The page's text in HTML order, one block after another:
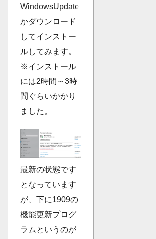
WindowsUpdate
かダウンロード
してインストー
ルしてみます。
※インストール
には2時間～3時
間ぐらいかかり
ました。
最新の状態です
となっています
が、下に1909の
機能更新プログ
ラムというのが